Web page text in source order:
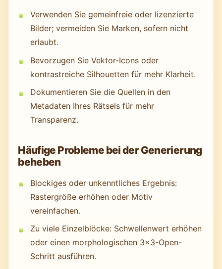
Verwenden Sie gemeinfreie oder lizenzierte
Bilder; vermeiden Sie Marken, sofern nicht
erlaubt.
Bevorzugen Sie Vektor-Icons oder
kontrastreiche Silhouetten für mehr Klarheit.
Dokumentieren Sie die Quellen in den
Metadaten Ihres Rätsels für mehr
Transparenz.
Häufige Probleme bei der Generierung
beheben
Blockiges oder unkenntliches Ergebnis:
Rastergröße erhöhen oder Motiv
vereinfachen.
Zu viele Einzelblöcke: Schwellenwert erhöhen
oder einen morphologischen 3×3-Open-
Schritt ausführen.